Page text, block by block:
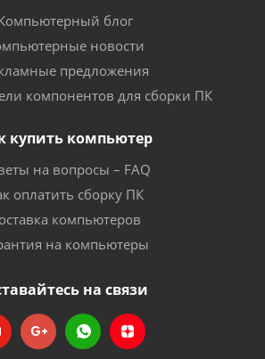
блог
новости
предложения
компонентов для сборки ПК
купить компьютер
на вопросы – FAQ
оплатить сборку ПК
компьютеров
на компьютеры
на связи